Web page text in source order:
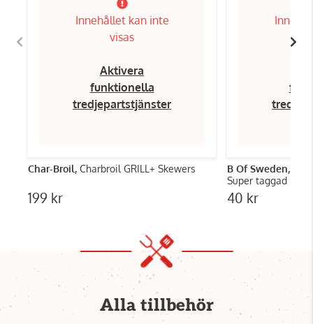
Innehållet kan inte
visas
Aktivera
funktionella
tredjepartstjänster
Char-Broil, Charbroil GRILL+ Skewers
199 kr
B Of Sweden,
Super taggad |
40 kr
Alla tillbehör